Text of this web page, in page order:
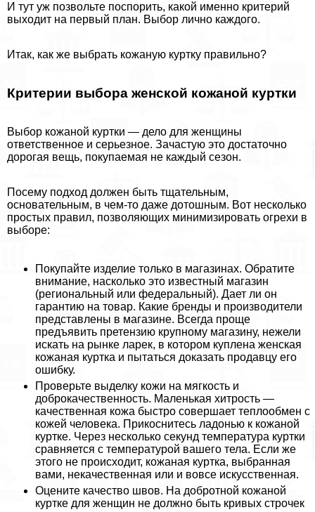
И тут уж позвольте поспорить, какой именно критерий
выходит на первый план. Выбор лично каждого.
Итак, как же выбрать кожаную куртку правильно?
Критерии выбора женской кожаной куртки
Выбор кожаной куртки — дело для женщины
ответственное и серьезное. Зачастую это достаточно
дорогая вещь, покупаемая не каждый сезон.
Посему подход должен быть тщательным,
основательным, в чем-то даже дотошным. Вот несколько
простых правил, позволяющих минимизировать огрехи в
выборе:
Покупайте изделие только в магазинах. Обратите
внимание, насколько это известный магазин
(региональный или федеральный). Дает ли он
гарантию на товар. Какие бренды и производители
представлены в магазине. Всегда проще
предъявить претензию крупному магазину, нежели
искать на рынке ларек, в котором куплена женская
кожаная куртка и пытаться доказать продавцу его
ошибку.
Проверьте выделку кожи на мягкость и
доброкачественность. Маленькая хитрость —
качественная кожа быстро совершает теплообмен с
кожей человека. Прикоснитесь ладонью к кожаной
куртке. Через несколько секунд температура куртки
сравняется с температурой вашего тела. Если же
этого не происходит, кожаная куртка, выбранная
вами, некачественная или и вовсе искусственная.
Оцените качество швов. На добротной кожаной
куртке для женщин не должно быть кривых строчек